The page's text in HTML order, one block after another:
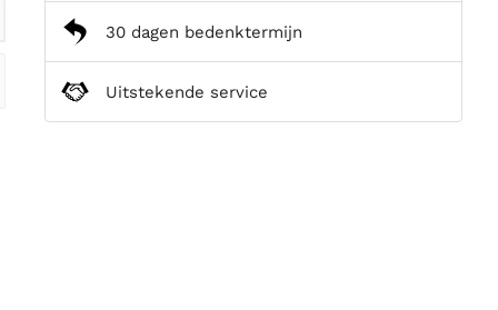
30 dagen bedenktermijn
Uitstekende service